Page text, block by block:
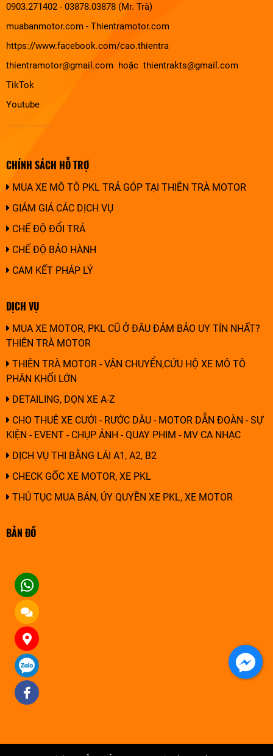
0903.271402 - 03878.03878 (Mr. Trà)
muabanmotor.com - Thientramotor.com
https://www.facebook.com/cao.thientra
thientramotor@gmail.com hoặc thientrakts@gmail.com
TikTok
Youtube
design by chuonghung
CHÍNH SÁCH HỖ TRỢ
MUA XE MÔ TÔ PKL TRẢ GÓP TẠI THIÊN TRÀ MOTOR
GIẢM GIÁ CÁC DỊCH VỤ
CHẾ ĐỘ ĐỔI TRẢ
CHẾ ĐỘ BẢO HÀNH
CAM KẾT PHÁP LÝ
DỊCH VỤ
MUA XE MOTOR, PKL CŨ Ở ĐÂU ĐẢM BẢO UY TÍN NHẤT?
THIÊN TRÀ MOTOR
THIÊN TRÀ MOTOR - VẬN CHUYỂN,CỨU HỘ XE MÔ TÔ
PHÂN KHỐI LỚN
DETAILING, DỌN XE A-Z
CHO THUÊ XE CƯỚI - RƯỚC DÂU - MOTOR DẪN ĐOÀN - SỰ
KIỆN - EVENT - CHỤP ẢNH - QUAY PHIM - MV CA NHẠC
DỊCH VỤ THI BẰNG LÁI A1, A2, B2
CHECK GỐC XE MOTOR, XE PKL
THỦ TỤC MUA BÁN, ỦY QUYỀN XE PKL, XE MOTOR
BẢN ĐỒ